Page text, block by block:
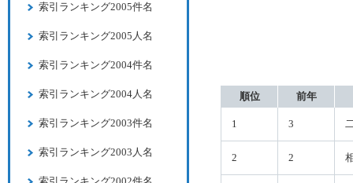
順位 前年
1 3
2 2
索引ランキング2005件名
索引ランキング2005人名
索引ランキング2004件名
索引ランキング2004人名
索引ランキング2003件名
索引ランキング2003人名